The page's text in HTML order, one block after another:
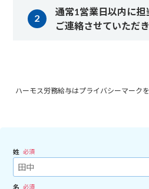
通常1営業日以内に担
ご連絡させていただ
ハーモス労務給与はプライバシーマーク
姓 必須
名 必須